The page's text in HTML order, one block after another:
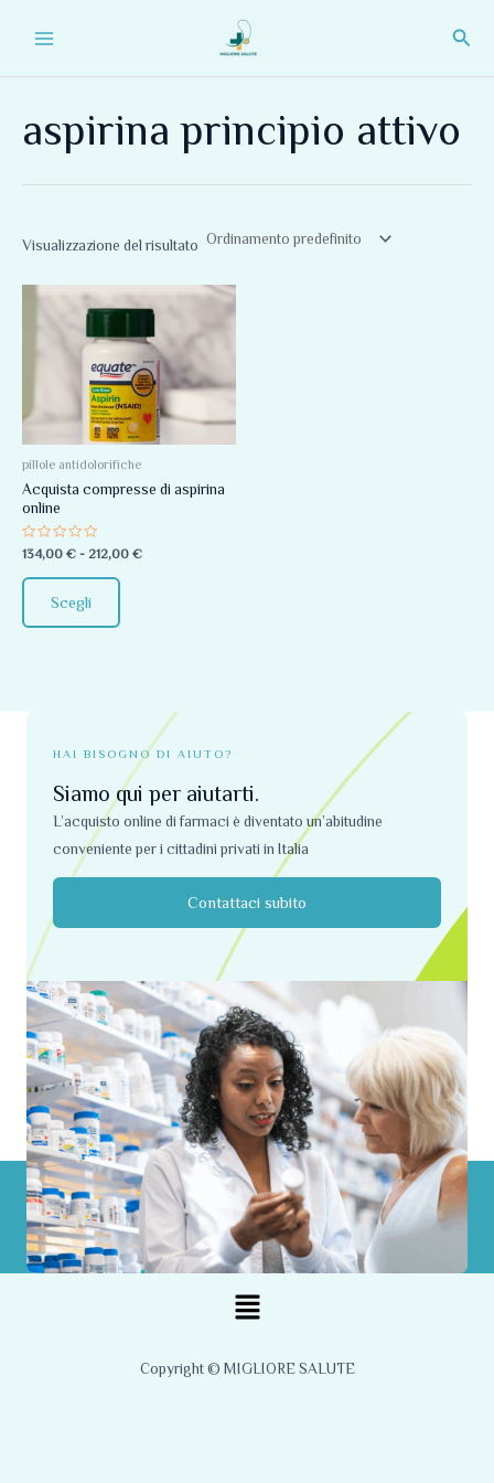
aspirina principio attivo
Visualizzazione del risultato
pillole antidolorifiche
Acquista compresse di aspirina
online
Valutato
0
su
5
134,00 € - 212,00 €
Fascia
di
da
134,00 €
a
212,00 €
Scegli
Questo
più
varianti.
Le
opzioni
possono
scelte
del
HAI BISOGNO DI AIUTO?
Siamo qui per aiutarti.
L’acquisto online di farmaci è diventato un’abitudine
conveniente per i cittadini privati ​​in Italia
Contattaci subito
Menu
Copyright © MIGLIORE SALUTE